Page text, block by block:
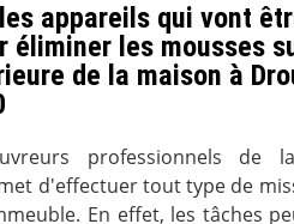
appareils qui vont
éliminer les mousses
de la maison à
professionnels de
d'effectuer tout type de
En effet, les tâches